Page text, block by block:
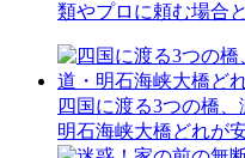
類やプロに頼む場合
四国に渡る3つの橋
明石海峡大橋どれが